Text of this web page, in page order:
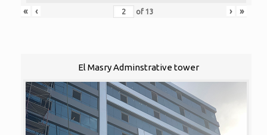
«
‹ of 13 › »
El Masry Adminstrative tower